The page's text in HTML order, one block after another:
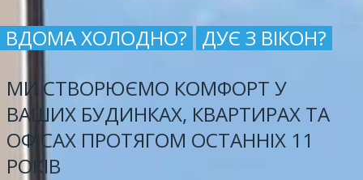
ВДОМА ХОЛОДНО?
ДУЄ З ВІКОН?
МИ СТВОРЮЄМО КОМФОРТ У
ВАШИХ БУДИНКАХ, КВАРТИРАХ ТА
ОФІСАХ ПРОТЯГОМ ОСТАННІХ 11
РОКІВ